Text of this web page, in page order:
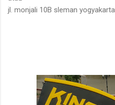
jl. monjali 10B sleman yogyakarta